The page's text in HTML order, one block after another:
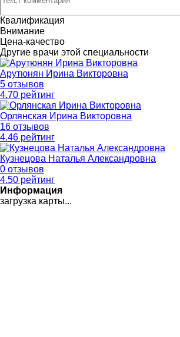
Квалификация
Внимание
Цена-качество
Другие врачи этой специальности
Арутюнян Ирина Викторовна
5 отзывов
4.70 рейтинг
Орлянская Ирина Викторовна
16 отзывов
4.46 рейтинг
Кузнецова Наталья Александровна
0 отзывов
4.50 рейтинг
Информация
загрузка карты...